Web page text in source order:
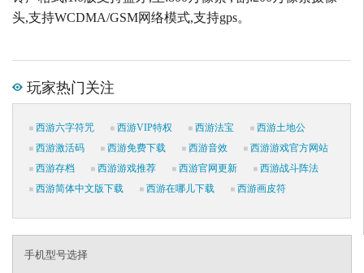
头,支持WCDMA/GSM网络模式,支持gps。
玩家热门关注
西游六字符咒 西游VIP特权 西游法宝
西游土地公
西游激活码
西游免费下载 西游音效
西游游戏官方网站
西游存档
西游游戏推荐 西游官网更新
西游战斗阵法
西游简体中文版下载
西游在哪儿下载 西游画皮符
手机型号选择